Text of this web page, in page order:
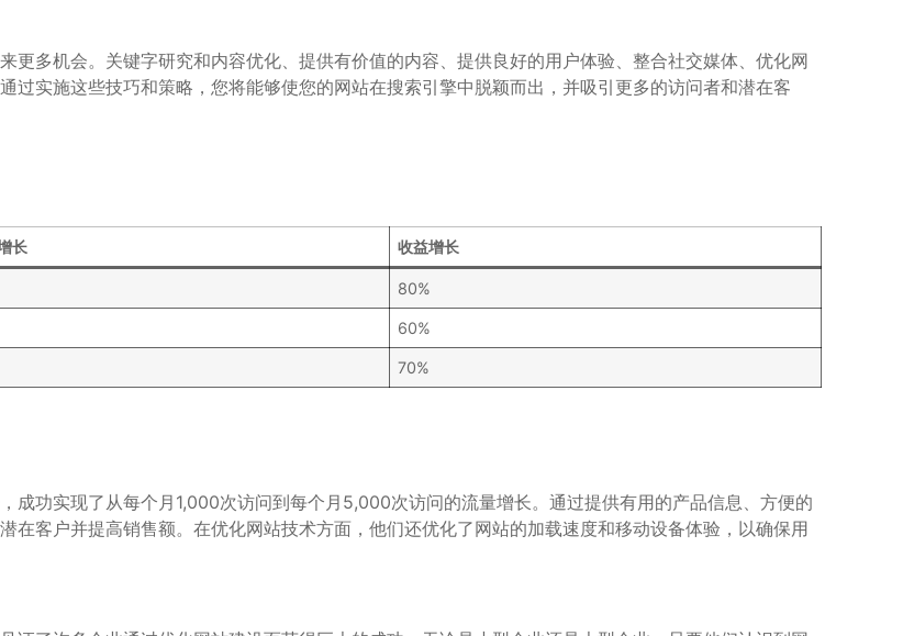
更多机会。关键字研究和内容优化、提供有价值的内容、提供良好的用户体验、整合社交媒体、优化网
过实施这些技巧和策略，您将能够使您的网站在搜索引擎中脱颖而出，并吸引更多的访问者和潜在客
长 收益增长
80%
60%
70%
成功实现了从每个月1,000次访问到每个月5,000次访问的流量增长。通过提供有用的产品信息、方便的
在客户并提高销售额。在优化网站技术方面，他们还优化了网站的加载速度和移动设备体验，以确保用